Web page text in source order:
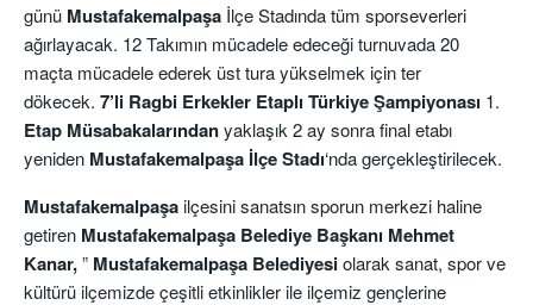
günü Mustafakemalpaşa İlçe Stadında tüm sporseverleri
ağırlayacak. 12 Takımın mücadele edeceği turnuvada 20
maçta mücadele ederek üst tura yükselmek için ter
dökecek. 7’li Ragbi Erkekler Etaplı Türkiye Şampiyonası 1.
Etap Müsabakalarındanyaklaşık 2 ay sonra final etabı
yeniden Mustafakemalpaşa İlçeStadı‘nda gerçekleştirilecek.
Mustafakemalpaşailçesini sanatsın sporun merkezi haline
getiren Mustafakemalpaşa Belediye Başkanı Mehmet
Kanar,” Mustafakemalpaşa Belediyesiolarak sanat, spor ve
kültürü ilçemizde çeşitli etkinlikler ile ilçemiz gençlerine